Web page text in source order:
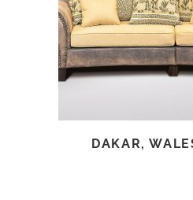
TOVÁBB
DAKAR,